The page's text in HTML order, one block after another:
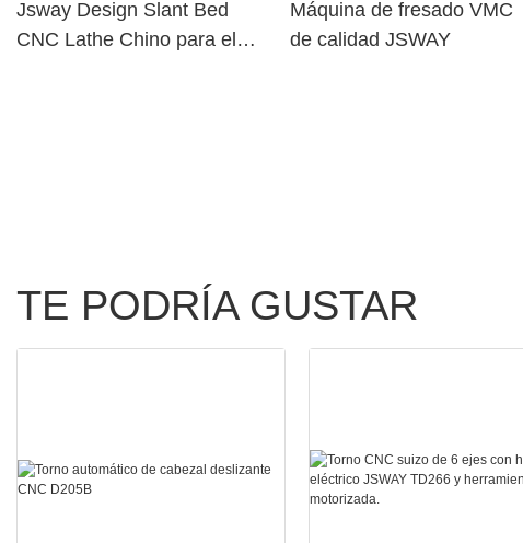
Jsway Design Slant Bed
CNC Lathe Chino para el
Máquina de fresado VMC
de calidad JSWAY
TE PODRÍA GUSTAR